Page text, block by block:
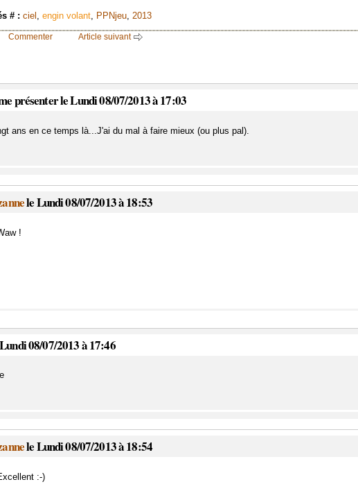
# : ciel , engin volant, PPNjeu, 2013
Commenter Article suivant
présenter le Lundi 08/07/2013 à 17:03
ans en ce temps là...J'ai du mal à faire mieux (ou plus pal).
le Lundi 08/07/2013 à 18:53
!
08/07/2013 à 17:46
le Lundi 08/07/2013 à 18:54
:-)